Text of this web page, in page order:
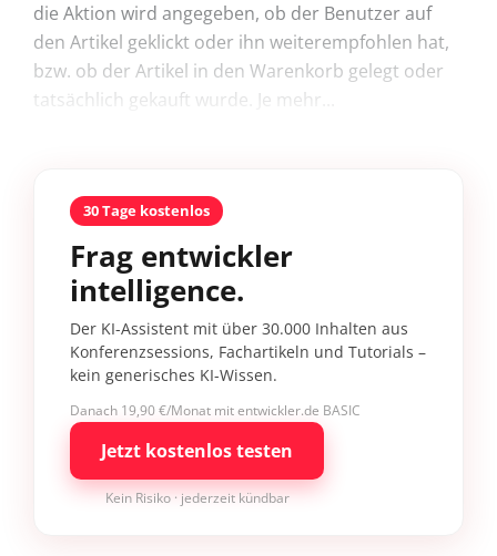
die Aktion wird angegeben, ob der Benutzer auf
den Artikel geklickt oder ihn weiterempfohlen hat,
bzw. ob der Artikel in den Warenkorb gelegt oder
tatsächlich gekauft wurde. Je mehr...
30 Tage kostenlos
Frag entwickler
intelligence.
Der KI-Assistent mit über 30.000 Inhalten aus
Konferenzsessions, Fachartikeln und Tutorials –
kein generisches KI-Wissen.
Danach 19,90 €/Monat mit entwickler.de BASIC
Jetzt kostenlos testen
Kein Risiko · jederzeit kündbar